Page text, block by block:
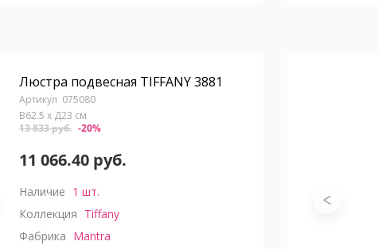
Люстра подвесная TIFFANY 3881
075080
В62.5 x Д23 см
11 066.40 руб.
13 833 руб. -20%
Наличие 1 шт.
Коллекция Tiffany
Фабрика Mantra